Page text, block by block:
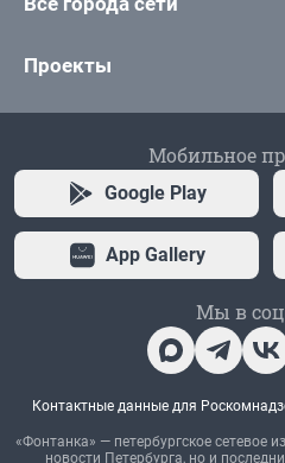
Проекты
Мобильное
Google Play
App Gallery
Мы в
Контактные данные для
«Фонтанка» — петербургское сетевое
новости Петербурга, но и